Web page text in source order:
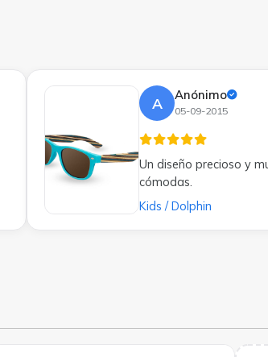
A Anónimo
05-09-2015
Un diseño precioso y
cómodas.
Kids / Dolphin